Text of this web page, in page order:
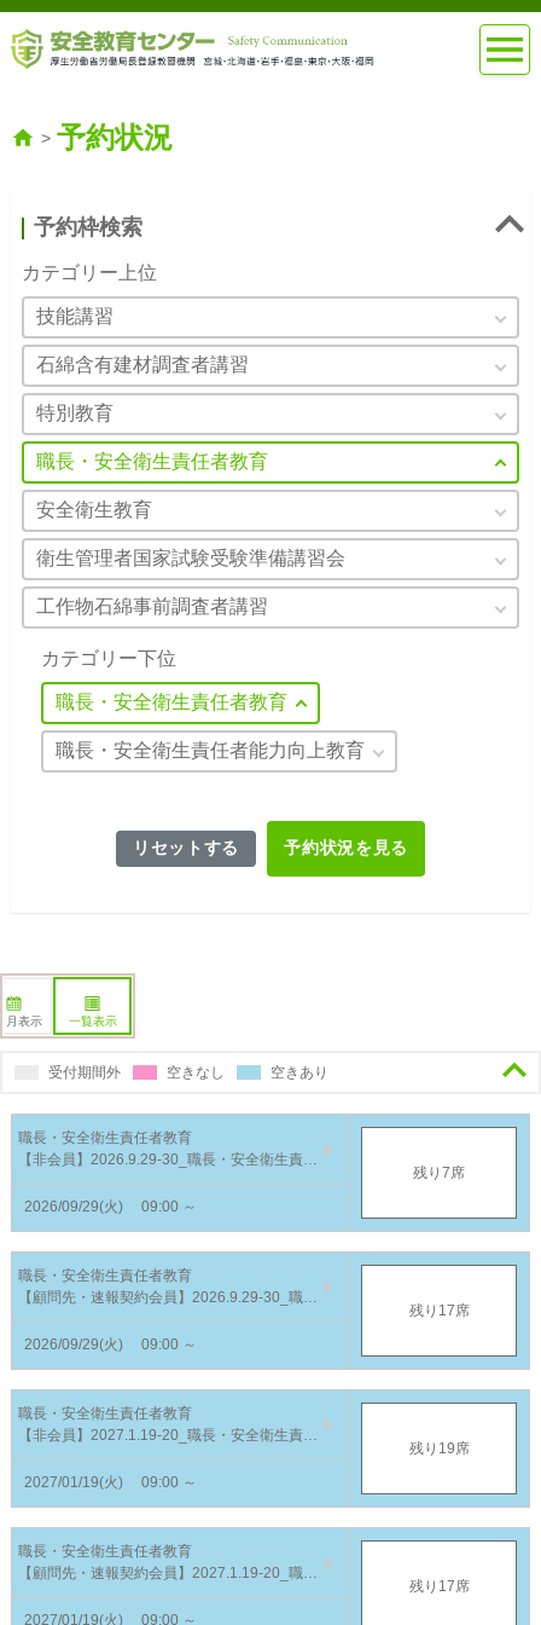
> 予約状況
予約枠検索
カテゴリー上位
技能講習
石綿含有建材調査者講習
特別教育
職長・安全衛生責任者教育
安全衛生教育
衛生管理者国家試験受験準備講習会
工作物石綿事前調査者講習
カテゴリー下位
職長・安全衛生責任者教育
職長・安全衛生責任者能力向上教育
リセットする 予約状況を見る
月表示 一覧表示
受付期間外 空きなし 空きあり
職長・安全衛生責任者教育
【非会員】2026.9.29-30_職長・安全衛生責任者教育（宮城／上杉NSビル）
残り7席
2026/09/29(火)
09:00 ～
職長・安全衛生責任者教育
【顧問先・速報契約会員】2026.9.29-30_職長・安全衛生責任者教育（宮城／上杉NSビル）
残り17席
2026/09/29(火)
09:00 ～
職長・安全衛生責任者教育
【非会員】2027.1.19-20_職長・安全衛生責任者教育（宮城／上杉NSビル）
残り19席
2027/01/19(火)
09:00 ～
職長・安全衛生責任者教育
【顧問先・速報契約会員】2027.1.19-20_職長・安全衛生責任者教育（宮城／上杉NSビル）
残り17席
2027/01/19(火)
09:00 ～